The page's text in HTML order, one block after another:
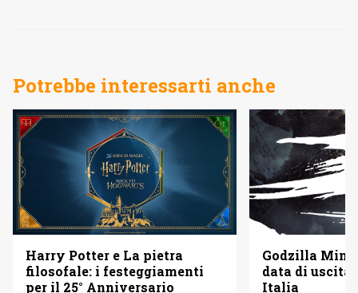
Potrebbe interessarti anche
Harry Potter e La pietra
filosofale: i festeggiamenti
per il 25° Anniversario
Godzilla
data di uscita
Italia